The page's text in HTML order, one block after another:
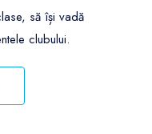
să își vadă
clubului.